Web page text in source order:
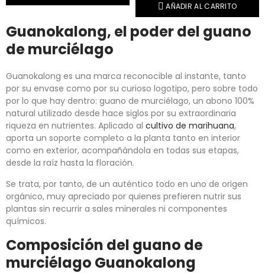
AÑADIR AL CARRITO
Guanokalong, el poder del guano
de murciélago
Guanokalong es una marca reconocible al instante, tanto
por su envase como por su curioso logotipo, pero sobre todo
por lo que hay dentro: guano de murciélago, un abono 100%
natural utilizado desde hace siglos por su extraordinaria
riqueza en nutrientes. Aplicado al cultivo de marihuana,
aporta un soporte completo a la planta tanto en interior
como en exterior, acompañándola en todas sus etapas,
desde la raíz hasta la floración.
Se trata, por tanto, de un auténtico todo en uno de origen
orgánico, muy apreciado por quienes prefieren nutrir sus
plantas sin recurrir a sales minerales ni componentes
químicos.
Composición del guano de
murciélago Guanokalong